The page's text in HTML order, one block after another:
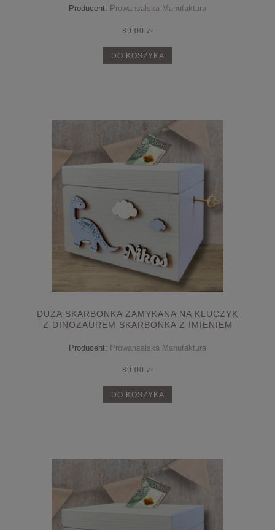
Producent: Prowansalska Manufaktura
89,00 zł
DO KOSZYKA
DUŻA SKARBONKA ZAMYKANA NA KLUCZYK
Z DINOZAUREM SKARBONKA Z IMIENIEM
Producent: Prowansalska Manufaktura
89,00 zł
DO KOSZYKA